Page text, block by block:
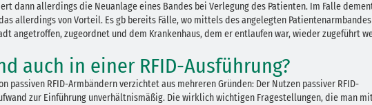
dann allerdings die Neuanlage eines Bandes bei Verlegung des Patienten. Im Falle
allerdings von Vorteil. Es gb bereits Fälle, wo mittels des angelegten
angetroffen, zugeordnet und dem Krankenhaus, dem er entlaufen war, wieder zugeführt
auch in einer RFID-Ausführung?
passiven RFID-Armbändern verzichtet aus mehreren Gründen: Der Nutzen passiver RFID-
zur Einführung unverhältnismäßig. Die wirklich wichtigen Fragestellungen, die man